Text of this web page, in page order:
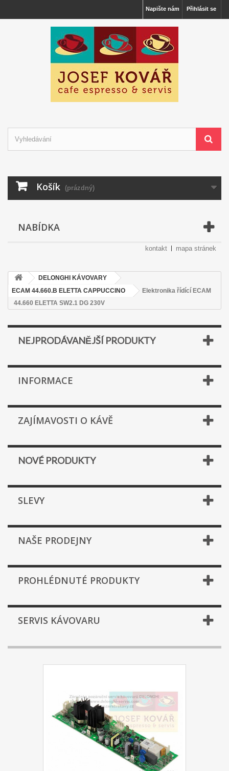
Přihlásit se
Napište nám
Košík (prázdný)
NABÍDKA
kontakt mapa stránek
DELONGHI KÁVOVARY
ECAM 44.660.B ELETTA CAPPUCCINO
Elektronika řídící ECAM
44.660 ELETTA SW2.1 DG 230V
NEJPRODÁVANĚJŠÍ PRODUKTY
INFORMACE
ZAJÍMAVOSTI O KÁVĚ
NOVÉ PRODUKTY
SLEVY
NAŠE PRODEJNY
PROHLÉDNUTÉ PRODUKTY
SERVIS KÁVOVARU